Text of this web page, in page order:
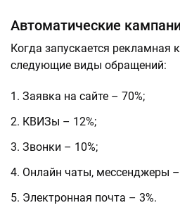
Автоматические
Когда запускается рекламная
следующие виды обращений:
Заявка на сайте – 70%;
КВИЗы – 12%;
Звонки – 10%;
Онлайн чаты, мессенджеры –
Электронная почта – 3%.